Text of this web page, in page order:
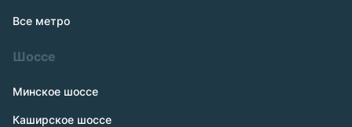
Все метро
Шоссе
Минское шоссе
Каширское шоссе